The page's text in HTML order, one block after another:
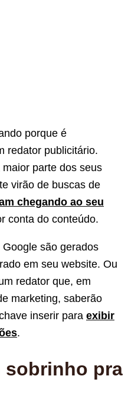
porque é
redator publicitário.
parte dos seus
virão de buscas de
chegando ao seu
conta do conteúdo.
são gerados
em seu website. Ou
redator que, em
marketing, saberão
inserir para exibir
.
sobrinho pra